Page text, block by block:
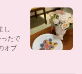
し
たで
オブ